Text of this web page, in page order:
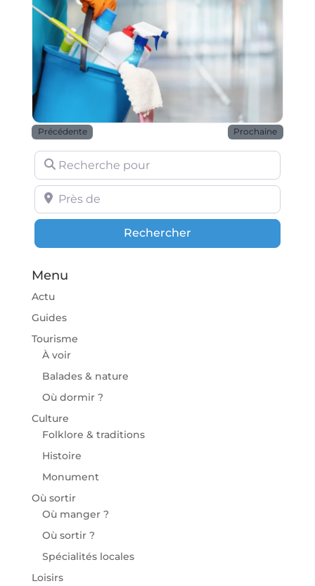
Précédente Prochaine
Recherche pour
Près de
RechercherRechercher
Menu
Actu
Guides
Tourisme
À voir
Balades & nature
Où dormir ?
Culture
Folklore & traditions
Histoire
Monument
Où sortir
Où manger ?
Où sortir ?
Spécialités locales
Loisirs